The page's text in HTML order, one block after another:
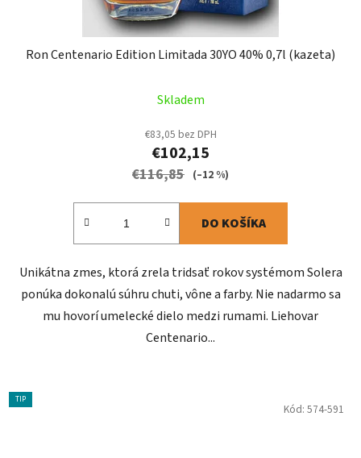
Ron Centenario Edition Limitada 30YO 40% 0,7l (kazeta)
Skladem
€83,05 bez DPH
€102,15
€116,85 (–12 %)
DO KOŠÍKA
Unikátna zmes, ktorá zrela tridsať rokov systémom Solera
ponúka dokonalú súhru chuti, vône a farby. Nie nadarmo sa
mu hovorí umelecké dielo medzi rumami. Liehovar
Centenario...
TIP
Kód: 574-591